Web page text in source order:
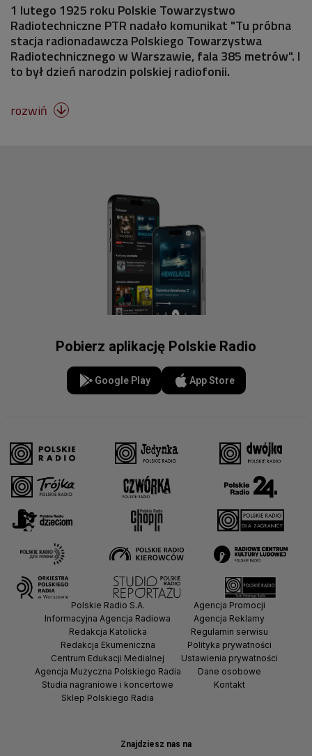
1 lutego 1925 roku Polskie Towarzystwo
Radiotechniczne PTR nadało komunikat "Tu próbna
stacja radionadawcza Polskiego Towarzystwa
Radiotechnicznego w Warszawie, fala 385 metrów". I
to był dzień narodzin polskiej radiofonii.
rozwiń 
Pobierz aplikację Polskie Radio
Google Play App Store
Znajdziesz nas na
Polskie Radio S.A.
Informacyjna Agencja Radiowa
Redakcja Katolicka
Redakcja Ekumeniczna
Centrum Edukacji Medialnej
Agencja Muzyczna Polskiego Radia
Studia nagraniowe i koncertowe
Sklep Polskiego Radia
Agencja Promocji
Agencja Reklamy
Regulamin serwisu
Polityka prywatności
Ustawienia prywatności
Dane osobowe
Kontakt